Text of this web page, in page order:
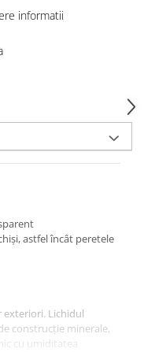
informatii
astfel încât peretele
Lichidul
construcție minerale,
cu umiditatea